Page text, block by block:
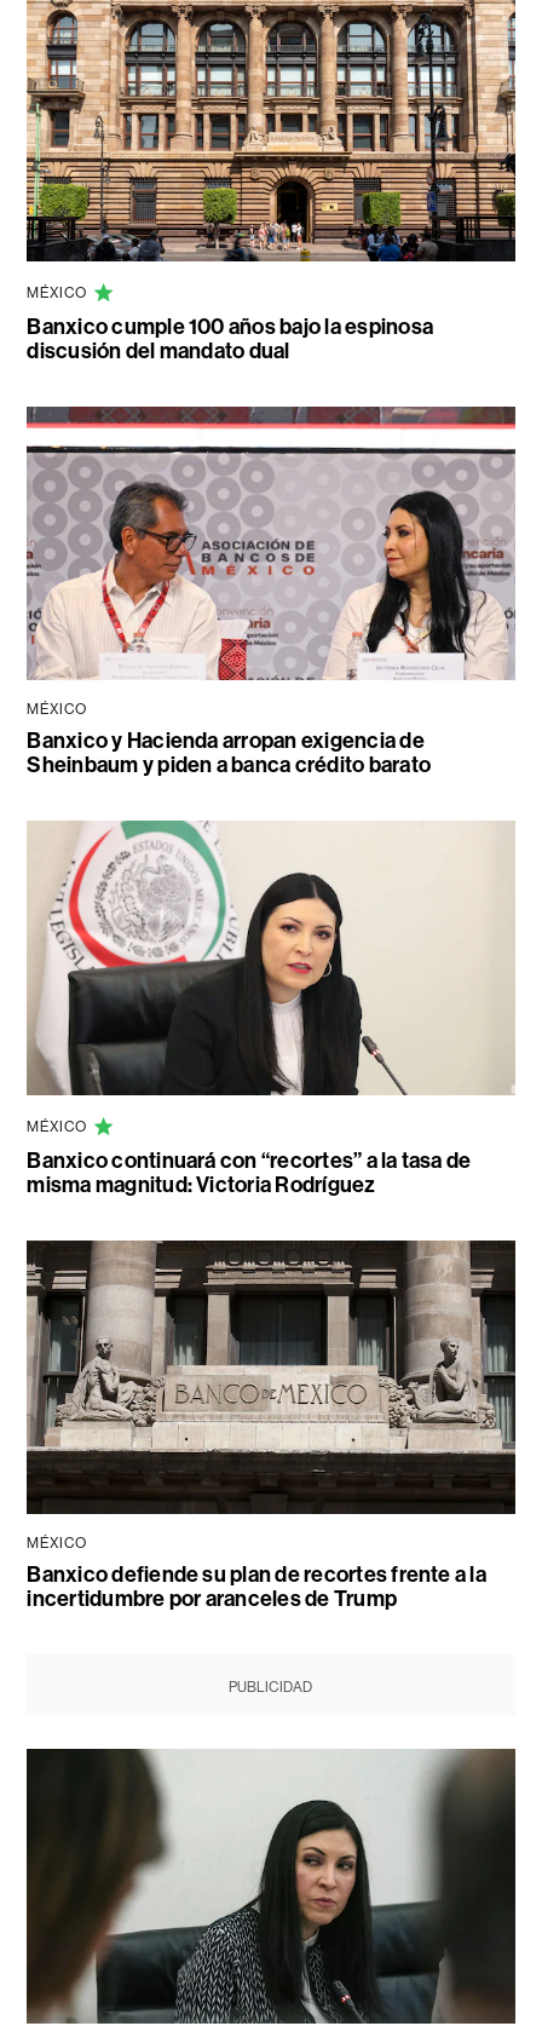
MÉXICO
Banxico cumple 100 años bajo la espinosa
discusión del mandato dual
MÉXICO
Banxico y Hacienda arropan exigencia de
Sheinbaum y piden a banca crédito barato
MÉXICO
Banxico continuará con “recortes” a la tasa de
misma magnitud: Victoria Rodríguez
MÉXICO
Banxico defiende su plan de recortes frente a la
incertidumbre por aranceles de Trump
PUBLICIDAD